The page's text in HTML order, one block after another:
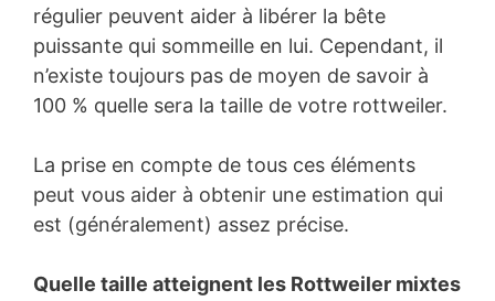
régulier peuvent aider à libérer la bête
puissante qui sommeille en lui. Cependant, il
n’existe toujours pas de moyen de savoir à
100 % quelle sera la taille de votre rottweiler.
La prise en compte de tous ces éléments
peut vous aider à obtenir une estimation qui
est (généralement) assez précise.
Quelle taille atteignent les Rottweiler mixtes